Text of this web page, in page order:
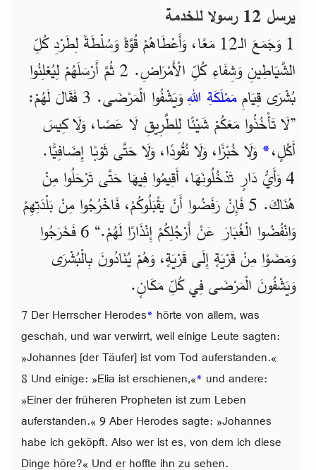
يرسل 12 رسولا للخدمة
1 وَجَمَعَ الـ12 مَعًا، وَأَعْطَاهُمْ قُوَّةً وَسُلْطَةً لِطَرْدِ كُلِّ
الشَّيَاطِينِ وَشِفَاءِ كُلِّ الْأَمْرَاضِ. 2 ثُمَّ أَرْسَلَهُمْ لِيُعْلِنُوا
بُشْرَى قِيَامِمَمْلَكَةِ اللهِ
وَيَشْفُوا الْمَرْضَى. 3 فَقَالَ لَهُمْ:
”لَا تَأْخُذُوا مَعَكُمْ شَيْئًا لِلطَّرِيقِ لَا عَصًا، وَلَا كِيسَ
أَكْلٍ،* وَلَا خُبْزًا، وَلَا نُقُودًا، وَلَا حَتَّى ثَوْبًا إِضَافِيًّا.
4 وَأَيُّ دَارٍ تَدْخُلُونَهَا، أَقِيمُوا فِيهَا حَتَّى تَرْحَلُوا مِنْ
هُنَاكَ. 5 فَإِنْ رَفَضُوا أَنْ يَقْبَلُوكُمْ، فَاخْرُجُوا مِنْ بَلْدَتِهِمْ
وَانْفُضُوا الْغُبَارَ عَنْ أَرْجُلِكُمْ إِنْذَارًا لَهُمْ.“ 6 فَخَرَجُوا
وَمَضَوْا مِنْ قَرْيَةٍ إِلَى قَرْيَةٍ، وَهُمْ يُنَادُونَ بِالْبُشْرَى
وَيَشْفُونَ الْمَرْضَى فِي كُلِّ مَكَانٍ.
7 Der Herrscher Herodes* hörte von allem, was
geschah, und war verwirrt, weil einige Leute sagten:
»Johannes [der Täufer] ist vom Tod auferstanden.«
8 Und einige: »Elia ist erschienen,«* und andere:
»Einer der früheren Propheten ist zum Leben
auferstanden.« 9 Aber Herodes sagte: »Johannes
habe ich geköpft. Also wer ist es, von dem ich diese
Dinge höre?« Und er hoffte ihn zu sehen.